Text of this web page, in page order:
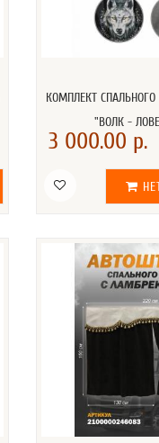
КОМПЛЕКТ
"ВОЛК -
3 000.00 р.